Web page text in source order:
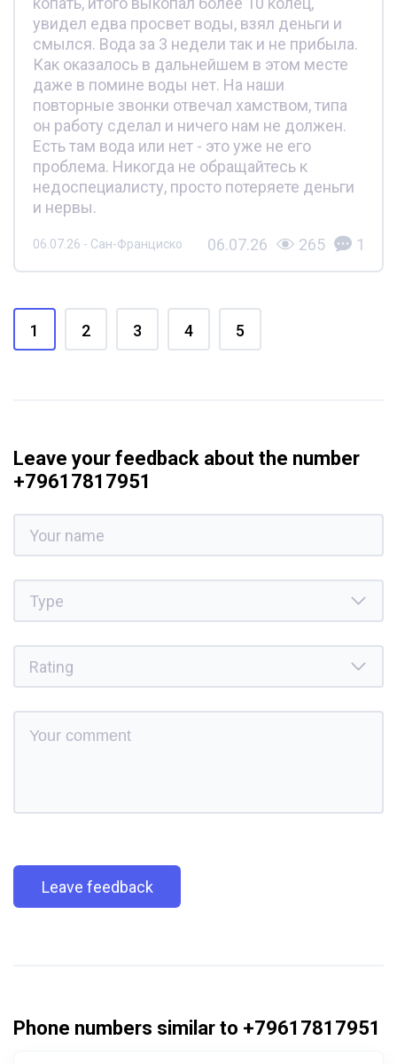
увидел едва просвет воды, взял деньги и
смылся. Вода за 3 недели так и не прибыла.
Как оказалось в дальнейшем в этом месте
даже в помине воды нет. На наши
повторные звонки отвечал хамством, типа
он работу сделал и ничего нам не должен.
Есть там вода или нет - это уже не его
проблема. Никогда не обращайтесь к
недоспециалисту, просто потеряете деньги
и нервы.
06.07.26 - Сан-Франциско 06.07.26 265 1
1 2 3 4 5
Leave your feedback about the number
+79617817951
Leave feedback
Phone numbers similar to +79617817951